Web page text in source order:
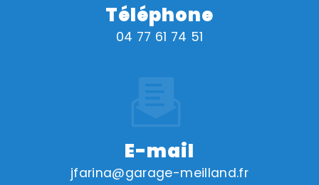
Téléphone
04 77 61 74 51
E-mail
jfarina@garage-meilland.fr